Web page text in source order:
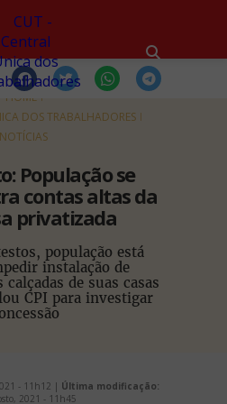
HOME
DOS TRABALHADORES
NOTÍCIAS
População se
contas altas da
privatizada
população está
instalação de
de suas casas
CPI para investigar
- 11h12 | Última modificação:
2021 - 11h45